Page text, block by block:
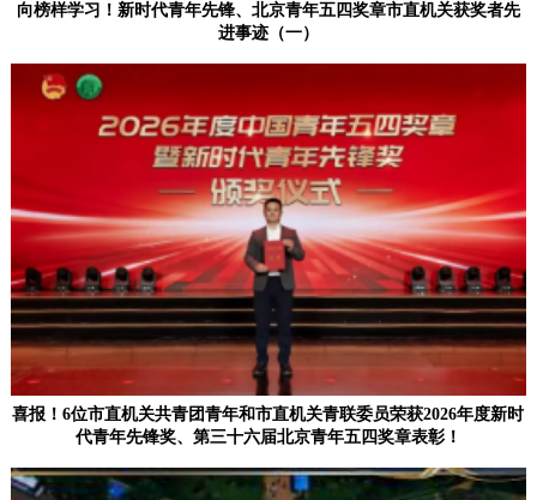
向榜样学习！新时代青年先锋、北京青年五四奖章市直机关获奖者先
进事迹（一）
喜报！6位市直机关共青团青年和市直机关青联委员荣获2026年度新时
代青年先锋奖、第三十六届北京青年五四奖章表彰！